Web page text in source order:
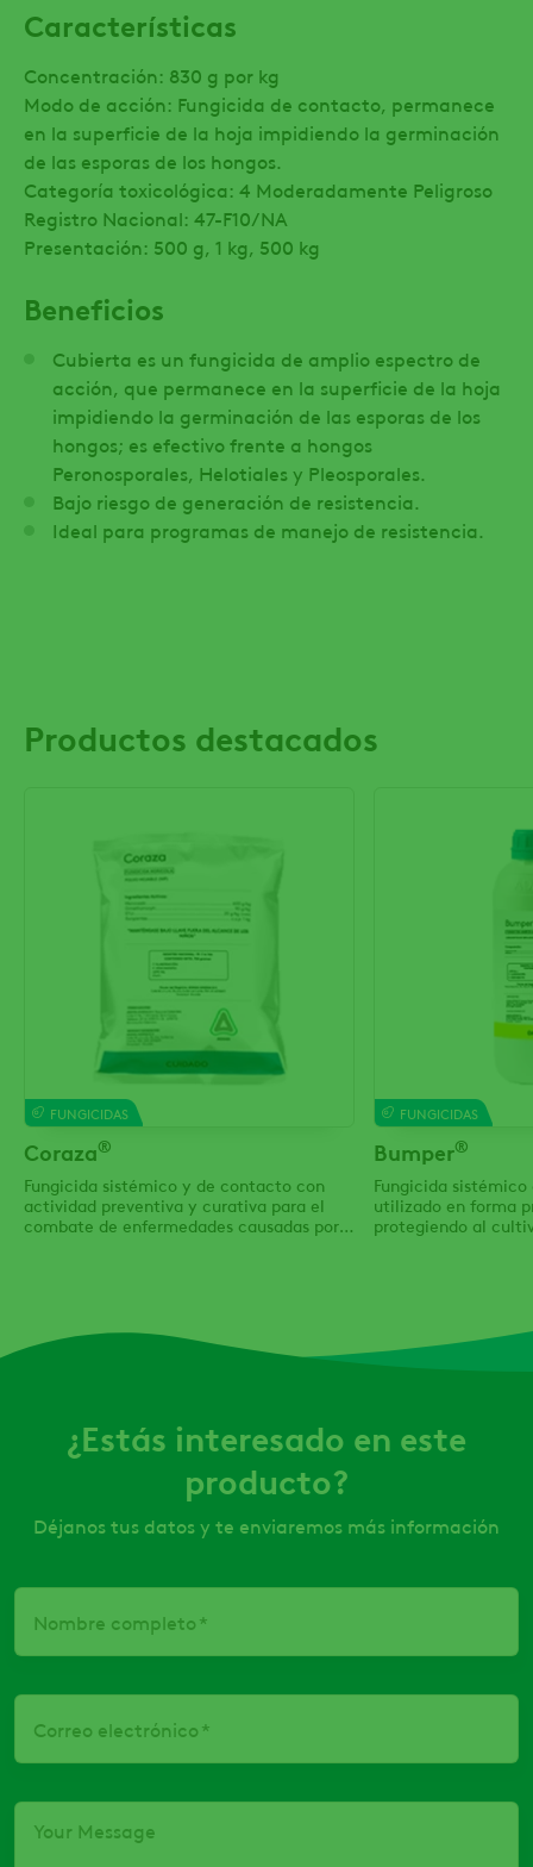
Características
Concentración: 830 g por kg
Modo de acción: Fungicida de contacto, permanece
en la superficie de la hoja impidiendo la germinación
de las esporas de los hongos.
Categoría toxicológica: 4 Moderadamente Peligroso
Registro Nacional: 47-F10/NA
Presentación: 500 g, 1 kg, 500 kg
Beneficios
Cubierta es un fungicida de amplio espectro de
acción, que permanece en la superficie de la hoja
impidiendo la germinación de las esporas de los
hongos; es efectivo frente a hongos
Peronosporales, Helotiales y Pleosporales.
Bajo riesgo de generación de resistencia.
Ideal para programas de manejo de resistencia.
Productos destacados
FUNGICIDAS
Coraza®
Fungicida sistémico y de contacto con
actividad preventiva y curativa para el
combate de enfermedades causadas por
FUNGICIDAS
Bumper®
Fungicida sistémico
utilizado en forma
protegiendo al
la enfermedad, o
¿Estás interesado en este
producto?
Déjanos tus datos y te enviaremos más información
Nombre completo
Correo electrónico
Your Message